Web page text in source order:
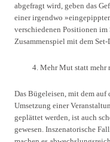
abgefragt wird, geben das
einer irgendwo
verschiedenen Positionen
Zusammenspiel mit dem
Mehr Mut statt mehr
Das Bügeleisen, mit dem
Umsetzung einer
geplättet werden, ist auch
gewesen. Inszenatorische